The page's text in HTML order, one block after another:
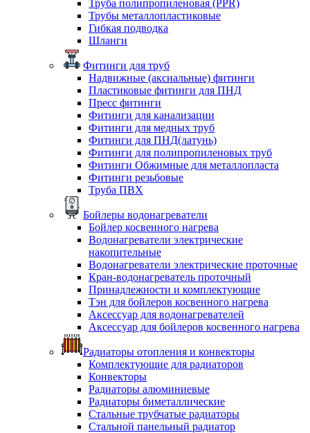
Труба полипропиленовая (PPR)
Трубы металлопластиковые
Гибкая подводка
Шланги
Фитинги для труб
Надвижные (аксиальные) фитинги
Пластиковые фитинги для ПНД
Пресс фитинги
Фитинги для канализации
Фитинги для медных труб
Фитинги для ПНД(латунь)
Фитинги для полипропиленовых труб
Фитинги Обжимные для металлопласта
Фитинги резьбовые
Труба ПВХ
Бойлеры водонагреватели
Бойлер косвенного нагрева
Водонагреватели электрические
накопительные
Водонагреватели электрические проточные
Кран-водонагреватель проточный
Принадлежности и комплектующие
Тэн для бойлеров косвенного нагрева
Аксессуар для водонагревателей
Аксессуар для бойлеров косвенного нагрева
Радиаторы отопления и конвекторы
Комплектующие для радиаторов
Конвекторы
Радиаторы алюминиевые
Радиаторы биметаллические
Стальные трубчатые радиаторы
Стальной панельный радиатор